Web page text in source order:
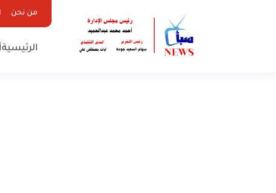
من نحن
الرئيسية